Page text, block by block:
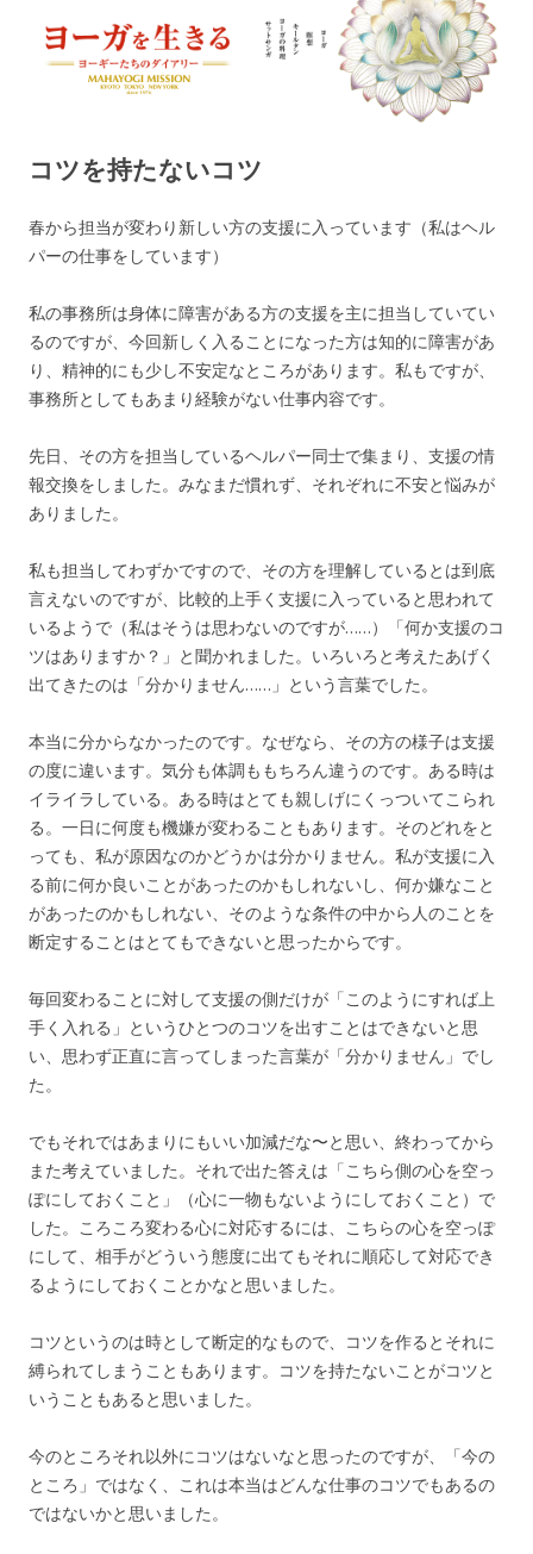
ヨーガを生きる — MAHAYOGI
MISSION ブログ
コツを持たないコツ
春から担当が変わり新しい方の支援に入っています（私はヘル
パーの仕事をしています）
私の事務所は身体に障害がある方の支援を主に担当していてい
るのですが、今回新しく入ることになった方は知的に障害があ
り、精神的にも少し不安定なところがあります。私もですが、
事務所としてもあまり経験がない仕事内容です。
先日、その方を担当しているヘルパー同士で集まり、支援の情
報交換をしました。みなまだ慣れず、それぞれに不安と悩みが
ありました。
私も担当してわずかですので、その方を理解しているとは到底
言えないのですが、比較的上手く支援に入っていると思われて
いるようで（私はそうは思わないのですが……）「何か支援のコ
ツはありますか？」と聞かれました。いろいろと考えたあげく
出てきたのは「分かりません……」という言葉でした。
本当に分からなかったのです。なぜなら、その方の様子は支援
の度に違います。気分も体調ももちろん違うのです。ある時は
イライラしている。ある時はとても親しげにくっついてこられ
る。一日に何度も機嫌が変わることもあります。そのどれをと
っても、私が原因なのかどうかは分かりません。私が支援に入
る前に何か良いことがあったのかもしれないし、何か嫌なこと
があったのかもしれない、そのような条件の中から人のことを
断定することはとてもできないと思ったからです。
毎回変わることに対して支援の側だけが「このようにすれば上
手く入れる」というひとつのコツを出すことはできないと思
い、思わず正直に言ってしまった言葉が「分かりません」でし
た。
でもそれではあまりにもいい加減だな〜と思い、終わってから
また考えていました。それで出た答えは「こちら側の心を空っ
ぽにしておくこと」（心に一物もないようにしておくこと）で
した。ころころ変わる心に対応するには、こちらの心を空っぽ
にして、相手がどういう態度に出てもそれに順応して対応でき
るようにしておくことかなと思いました。
コツというのは時として断定的なもので、コツを作るとそれに
縛られてしまうこともあります。コツを持たないことがコツと
いうこともあると思いました。
今のところそれ以外にコツはないなと思ったのですが、「今の
ところ」ではなく、これは本当はどんな仕事のコツでもあるの
ではないかと思いました。